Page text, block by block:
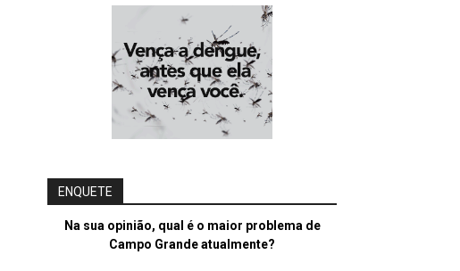
ENQUETE
Na sua opinião, qual é o maior problema de
Campo Grande atualmente?